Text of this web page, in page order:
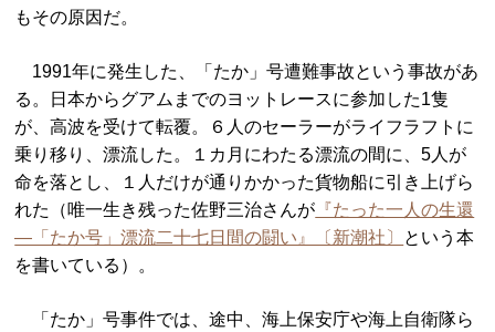
もその原因だ。
1991年に発生した、「たか」号遭難事故という事故があ
る。日本からグアムまでのヨットレースに参加した1隻
が、高波を受けて転覆。６人のセーラーがライフラフトに
乗り移り、漂流した。１カ月にわたる漂流の間に、5人が
命を落とし、１人だけが通りかかった貨物船に引き上げら
れた（唯一生き残った佐野三治さんが 『たった一人の生還
―「たか号」漂流二十七日間の闘い』〔新潮社〕
という本
を書いている）。
「たか」号事件では、途中、海上保安庁や海上自衛隊ら